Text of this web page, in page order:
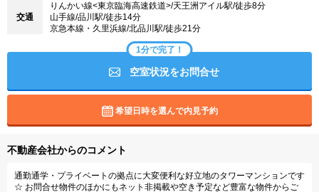
交通
りんかい線<東京臨海高速鉄道>/天王洲アイル駅/徒歩8分
山手線/品川駅/徒歩14分
京急本線・久里浜線/北品川駅/徒歩21分
1分で完了！
空室状況をお問合せ
希望日時を選んで内見予約
不動産会社からのコメント
通勤通学・プライベートの拠点に大変便利な好立地のタワーマンションです
☆ お問合せ物件のほかにもネット非掲載や空き予定など豊富な物件からご